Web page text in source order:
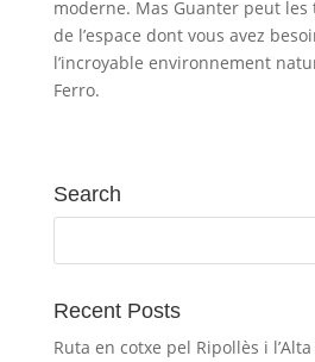
moderne. Mas Guanter peut
de l’espace dont vous avez
l’incroyable environnement
Ferro.
Search
Recent Posts
Ruta en cotxe pel Ripollès i